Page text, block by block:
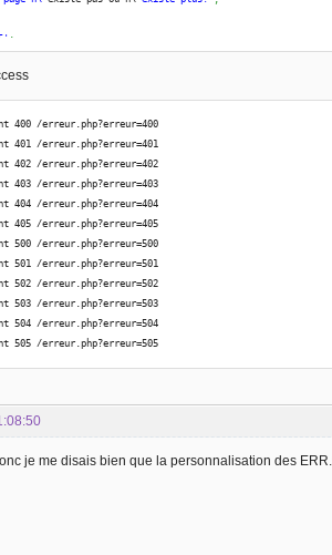
:
:
interne au serveur ou serveur sature'
serveur ne supporte pas le service demandé'
passerelle' ;
indisponible'
HTTP non supporte '
400 /erreur.php?erreur=400
401 /erreur.php?erreur=401
402 /erreur.php?erreur=402
403 /erreur.php?erreur=403
404 /erreur.php?erreur=404
405 /erreur.php?erreur=405
500 /erreur.php?erreur=500
501 /erreur.php?erreur=501
502 /erreur.php?erreur=502
503 /erreur.php?erreur=503
504 /erreur.php?erreur=504
505 /erreur.php?erreur=505
je me disais bien que la personnalisation des